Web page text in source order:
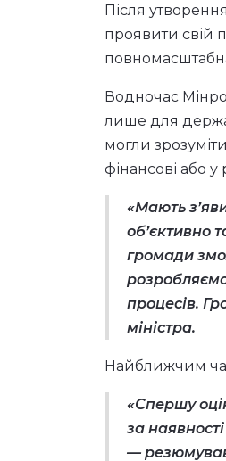
Після
проявити свій
Водночас
лише для
могли
фінансові або у
«Мають
об’єктивно
громади
процесів.
міністра.
Найближчим
«Спершу
за
— резюмував